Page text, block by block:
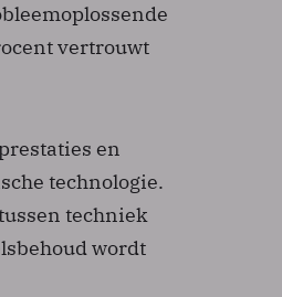
vertrouwt
en
technologie.
techniek
wordt